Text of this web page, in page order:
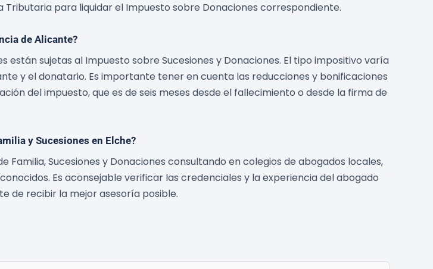
para liquidar el Impuesto sobre Donaciones correspondiente.
de Alicante?
sujetas al Impuesto sobre Sucesiones y Donaciones. El tipo impositivo varía
y el donatario. Es importante tener en cuenta las reducciones y bonificaciones
del impuesto, que es de seis meses desde el fallecimiento o desde la firma de
y Sucesiones en Elche?
Sucesiones y Donaciones consultando en colegios de abogados locales,
Es aconsejable verificar las credenciales y la experiencia del abogado
de recibir la mejor asesoría posible.